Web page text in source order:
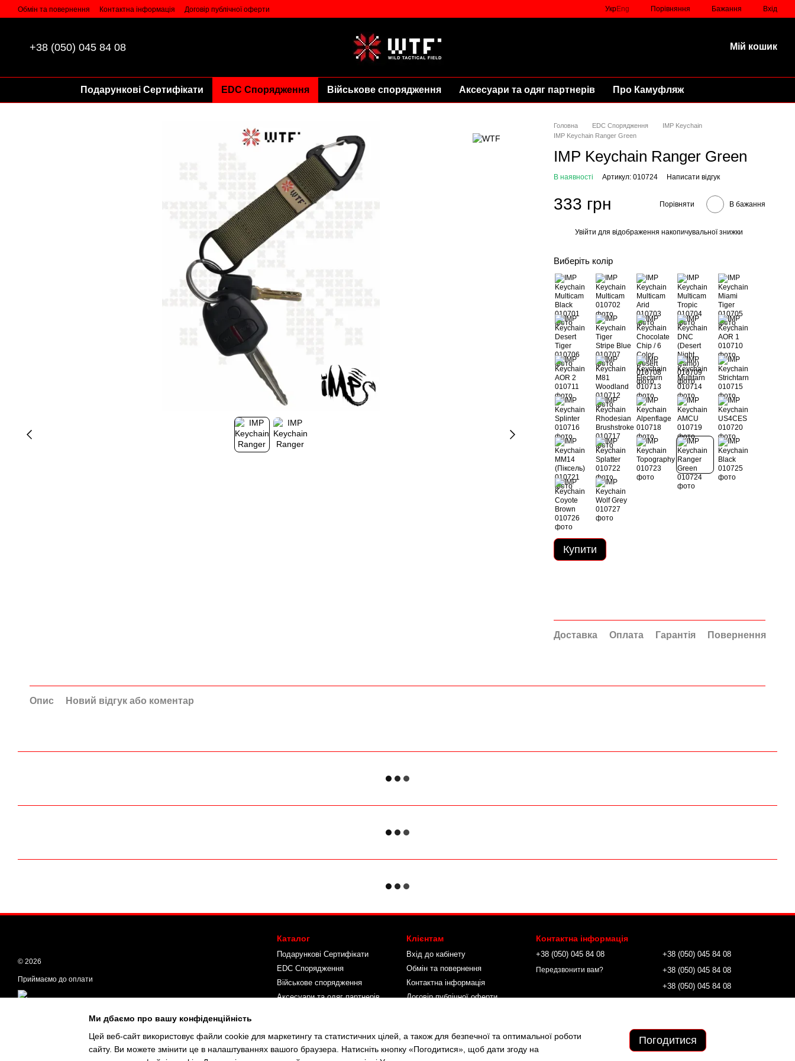
Перейти до основного контенту
Обмін та повернення Контактна інформація Договір публічної оферти УкрEng Порівняння Бажання Вхід
+38 (050) 045 84 08 Мій кошик
Подарункові Сертифікати EDC Спорядження Військове спорядження Аксесуари та одяг партнерів Про Камуфляж
Головна EDC Спорядження
IMP Keychain
IMP Keychain Ranger Green
IMP Keychain Ranger Green
В наявності Артикул: 010724 Написати відгук
333 грн Порівняти В бажання
Увійти для відображення накопичувальної знижки
Виберіть колір
Купити
Доставка Оплата Гарантія Повернення
Опис Новий відгук або коментар
© 2026
Приймаємо до оплати
Каталог
Подарункові Сертифікати
EDC Спорядження
Військове спорядження
Аксесуари та одяг партнерів
Клієнтам
Вхід до кабінету
Обмін та повернення
Контактна інформація
Договір публічної оферти
Контактна інформація
+38 (050) 045 84 08
Передзвонити вам?
+38 (050) 045 84 08
+38 (050) 045 84 08
+38 (050) 045 84 08
Ми дбаємо про вашу конфіденційність
Цей веб-сайт використовує файли cookie для маркетингу та статистичних цілей, а також для безпечної та оптимальної роботи
сайту. Ви можете змінити це в налаштуваннях вашого браузера. Натисніть кнопку «Погодитися», щоб дати згоду на
Погодитися